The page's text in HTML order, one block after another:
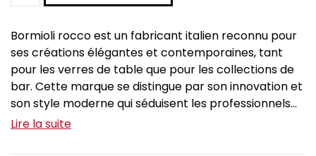
Bormioli rocco est un fabricant italien reconnu pour
ses créations élégantes et contemporaines, tant
pour les verres de table que pour les collections de
bar. Cette marque se distingue par son innovation et
son style moderne qui séduisent les professionnels...
Lire la suite